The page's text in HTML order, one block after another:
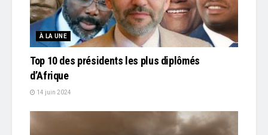
À LA UNE
Top 10 des présidents les plus diplômés
d’Afrique
14 juin 2024